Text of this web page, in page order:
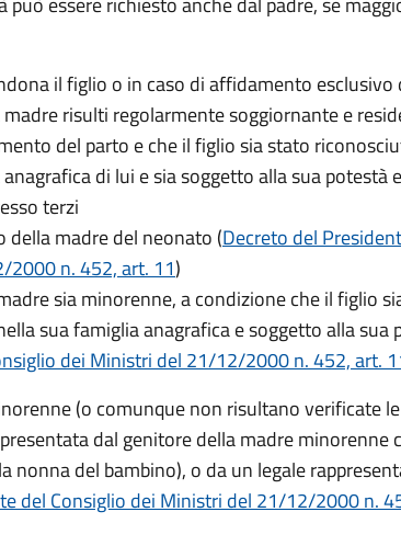
il figlio o in caso di affidamento esclusivo
risulti regolarmente soggiornante e
del parto e che il figlio sia stato
di lui e sia soggetto alla sua potestà
terzi
della madre del neonato (Decreto del
n. 452, art. 11)
sia minorenne, a condizione che il figlio
sua famiglia anagrafica e soggetto alla sua
dei Ministri del 21/12/2000 n. 452, art.
(o comunque non risultano verificate
dal genitore della madre minorenne
nonna del bambino), o da un legale
del Consiglio dei Ministri del 21/12/2000 n.